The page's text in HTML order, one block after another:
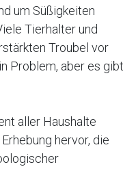
um Süßigkeiten
Tierhalter und
Troubel vor
Problem, aber es gibt
aller Haushalte
hervor, die